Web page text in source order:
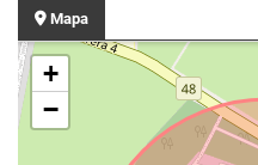
Mapa
+
−